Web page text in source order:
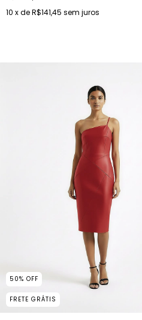
10 x deR$141,45 sem juros
50% OFF
FRETE GRÁTIS